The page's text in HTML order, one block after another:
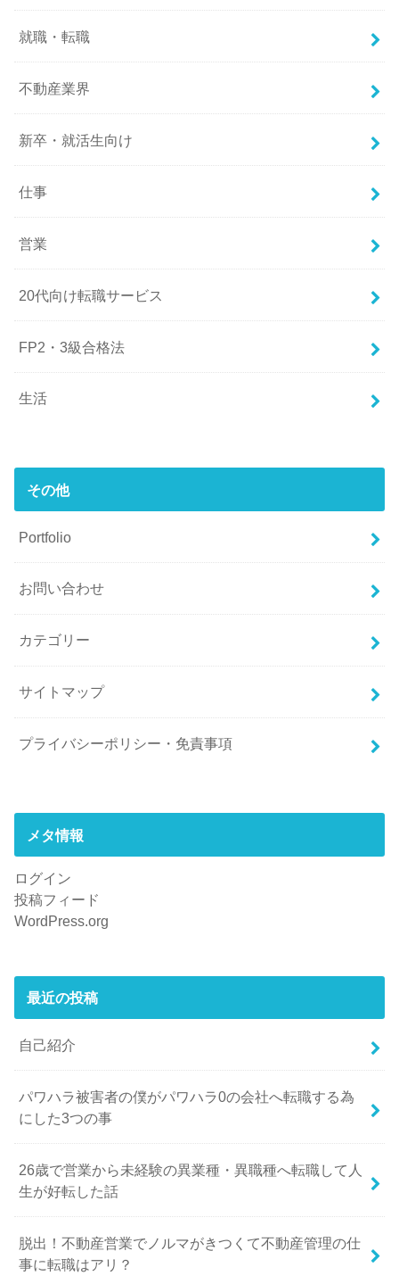
就職・転職
不動産業界
新卒・就活生向け
仕事
営業
20代向け転職サービス
FP2・3級合格法
生活
その他
Portfolio
お問い合わせ
カテゴリー
サイトマップ
プライバシーポリシー・免責事項
メタ情報
ログイン
投稿フィード
WordPress.org
最近の投稿
自己紹介
パワハラ被害者の僕がパワハラ0の会社へ転職する為
にした3つの事
26歳で営業から未経験の異業種・異職種へ転職して人
生が好転した話
脱出！不動産営業でノルマがきつくて不動産管理の仕
事に転職はアリ？